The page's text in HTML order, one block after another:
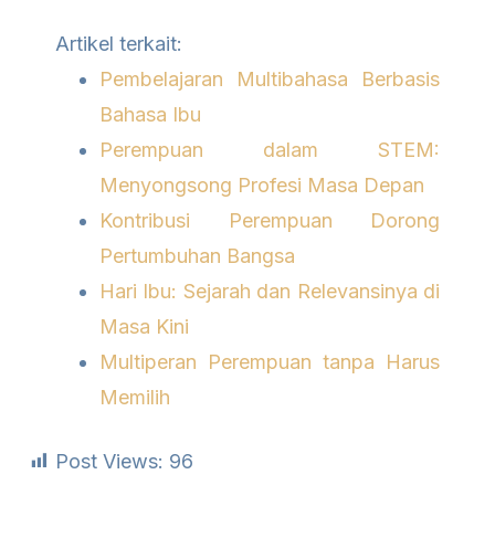
Artikel terkait:
Pembelajaran Multibahasa Berbasis
Bahasa Ibu
Perempuan dalam STEM:
Menyongsong Profesi Masa Depan
Kontribusi Perempuan Dorong
Pertumbuhan Bangsa
Hari Ibu: Sejarah dan Relevansinya di
Masa Kini
Multiperan Perempuan tanpa Harus
Memilih
Post Views: 96